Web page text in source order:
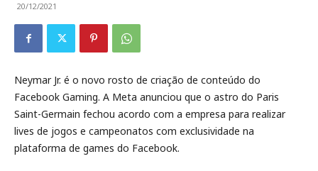
20/12/2021
Neymar Jr. é o novo rosto de criação de conteúdo do
Facebook Gaming. A Meta anunciou que o astro do Paris
Saint-Germain fechou acordo com a empresa para realizar
lives de jogos e campeonatos com exclusividade na
plataforma de games do Facebook.